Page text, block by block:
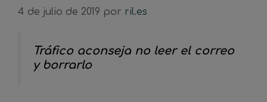
4 de julio de 2019 por ril.es
Tráfico aconseja no leer el correo
y borrarlo